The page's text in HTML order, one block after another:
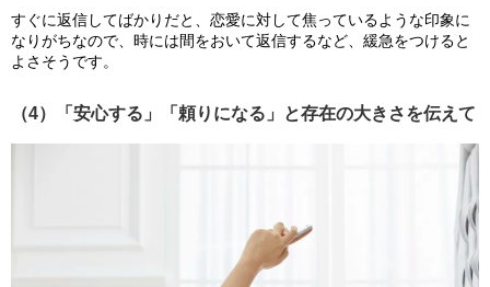
すぐに返信してばかりだと、恋愛に対して焦っているような印象に
なりがちなので、時には間をおいて返信するなど、緩急をつけると
よさそうです。
（4）「安心する」「頼りになる」と存在の大きさを伝えて